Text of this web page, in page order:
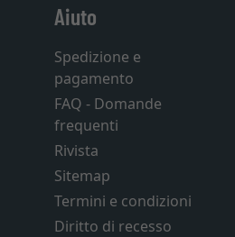
Aiuto
Spedizione e
pagamento
FAQ - Domande
frequenti
Rivista
Sitemap
Termini e condizioni
Diritto di recesso